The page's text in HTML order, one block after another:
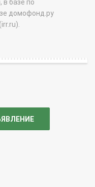
в базе по
домофонд.ру